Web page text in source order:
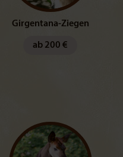
Girgentana-Ziegen
ab 200 €